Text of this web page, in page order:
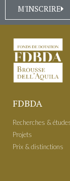
M'INSCRIRE
FDBDA
Recherches &
Projets
Prix & distinctions